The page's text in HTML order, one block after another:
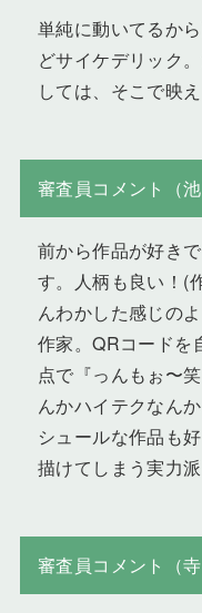
単純に動いてるか
どサイケデリック
しては、そこで映
審査員コメント（
前から作品が好き
す。人柄も良い！(
んわかした感じの
作家。QRコードを
点で『っんもぉ〜
んかハイテクなん
シュールな作品も
描けてしまう実力派
審査員コメント（